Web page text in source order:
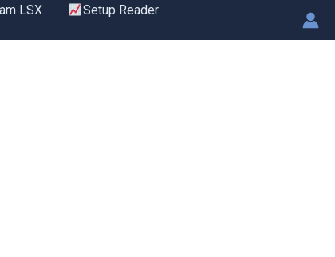
LSX
Setup Reader